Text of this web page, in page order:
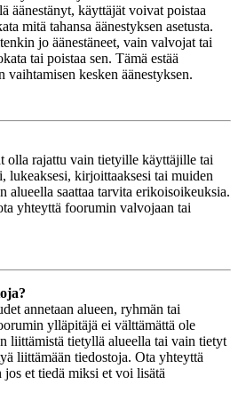
äänestänyt, käyttäjät voivat poistaa
mitä tahansa äänestyksen asetusta.
jo äänestäneet, vain valvojat tai
tai poistaa sen. Tämä estää
vaihtamisen kesken äänestyksen.
olla rajattu vain tietyille käyttäjille tai
lukeaksesi, kirjoittaaksesi tai muiden
alueella saattaa tarvita erikoisoikeuksia.
yhteyttä foorumin valvojaan tai
annetaan alueen, ryhmän tai
ylläpitäjä ei välttämättä ole
liittämistä tietyllä alueella tai vain tietyt
liittämään tiedostoja. Ota yhteyttä
et tiedä miksi et voi lisätä